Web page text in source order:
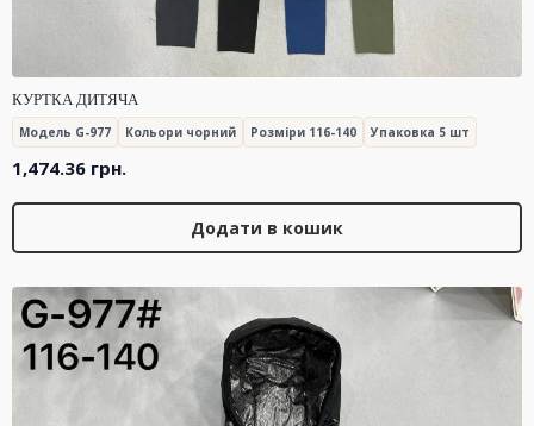
КУРТКА ДИТЯЧА
Модель G-977 Кольори чорний Розміри 116-140 Упаковка 5 шт
1,474.36 грн.
Додати в кошик